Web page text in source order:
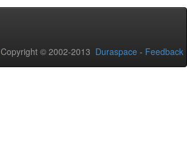
Copyright © 2002-2013 Duraspace - Feedback